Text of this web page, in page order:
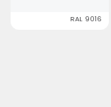
RAL 9016